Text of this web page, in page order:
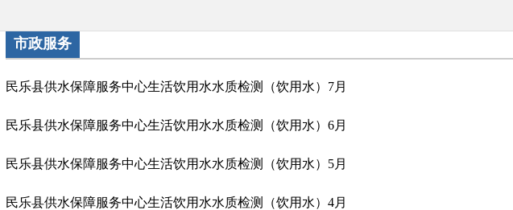
市政服务
民乐县供水保障服务中心生活饮用水水质检测（饮用水）7月
民乐县供水保障服务中心生活饮用水水质检测（饮用水）6月
民乐县供水保障服务中心生活饮用水水质检测（饮用水）5月
民乐县供水保障服务中心生活饮用水水质检测（饮用水）4月